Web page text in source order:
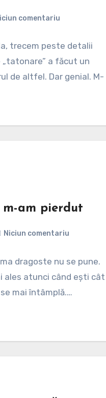
comentariu
trecem peste detalii
„tatonare” a făcut un
de altfel. Dar genial. M-
m-am pierdut
Niciun comentariu
dragoste nu se pune.
ales atunci când ești cât
mai întâmplă.…